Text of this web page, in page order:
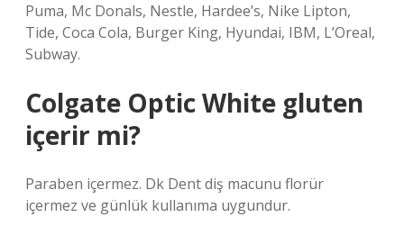
Puma, Mc Donals, Nestle, Hardee’s, Nike Lipton,
Tide, Coca Cola, Burger King, Hyundai, IBM, L’Oreal,
Subway.
Colgate Optic White gluten
içerir mi?
Paraben içermez. Dk Dent diş macunu florür
içermez ve günlük kullanıma uygundur.